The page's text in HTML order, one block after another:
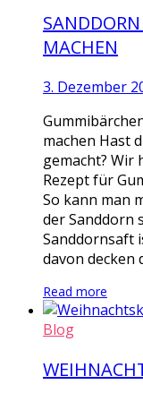
MACHEN
3. Dezember
machen Hast
gemacht? Wir
Rezept für
So kann man
der Sanddorn
Sanddornsaft
davon decken
Read more
Blog